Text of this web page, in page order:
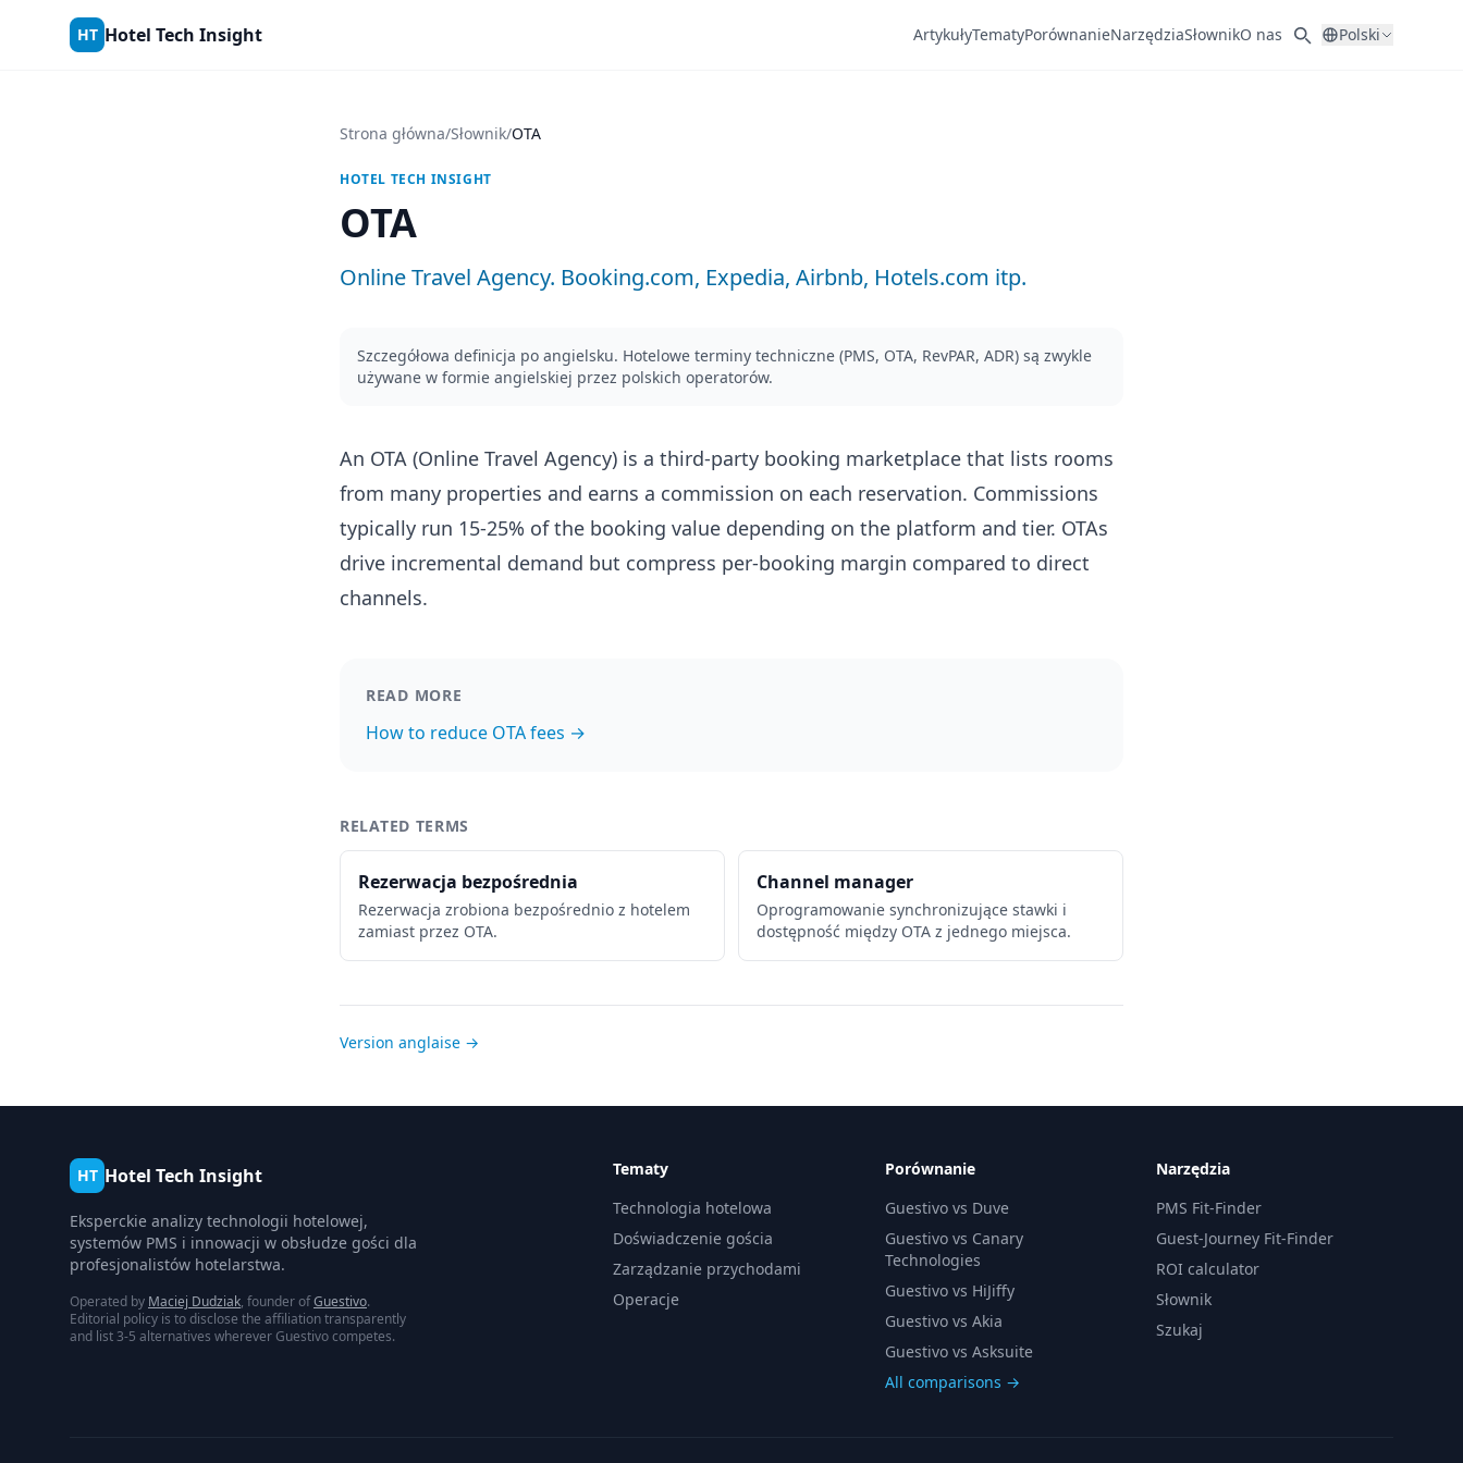
Skip to content
HT Hotel Tech Insight ArtykułyTematyPorównanieNarzędziaSłownikO nas Polski
Strona główna/Słownik/OTA
HOTEL TECH INSIGHT
OTA
Online Travel Agency. Booking.com, Expedia, Airbnb, Hotels.com itp.
Szczegółowa definicja po angielsku. Hotelowe terminy techniczne (PMS, OTA, RevPAR, ADR) są zwykle
używane w formie angielskiej przez polskich operatorów.
An OTA (Online Travel Agency) is a third-party booking marketplace that lists rooms
from many properties and earns a commission on each reservation. Commissions
typically run 15-25% of the booking value depending on the platform and tier. OTAs
drive incremental demand but compress per-booking margin compared to direct
channels.
READ MORE
How to reduce OTA fees →
RELATED TERMS
Rezerwacja bezpośrednia
Rezerwacja zrobiona bezpośrednio z hotelem
zamiast przez OTA.
Channel manager
Oprogramowanie synchronizujące stawki i
dostępność między OTA z jednego miejsca.
Version anglaise →
HT Hotel Tech Insight
Eksperckie analizy technologii hotelowej,
systemów PMS i innowacji w obsłudze gości dla
profesjonalistów hotelarstwa.
Operated by Maciej Dudziak, founder ofGuestivo.
Editorial policy is to disclose the affiliation transparently
and list 3-5 alternatives wherever Guestivo competes.
Tematy
Technologia hotelowa
Doświadczenie gościa
Zarządzanie przychodami
Operacje
Porównanie
Guestivo vs Duve
Guestivo vs Canary
Technologies
Guestivo vs HiJiffy
Guestivo vs Akia
Guestivo vs Asksuite
All comparisons →
Narzędzia
PMS Fit-Finder
Guest-Journey Fit-Finder
ROI calculator
Słownik
Szukaj